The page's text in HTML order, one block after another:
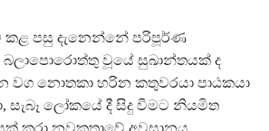
කළ පසු දැනෙන්නේ පරිපූර්ණ
බලාපොරොත්තු වූයේ සුඛාන්තයක් ද
වග නොතකා හරින කතුවරයා පාඨකයා
සැබෑ ලෝකයේ දී සිදු වීමට නියමිත
කරා නවකතාවේ අවසානය